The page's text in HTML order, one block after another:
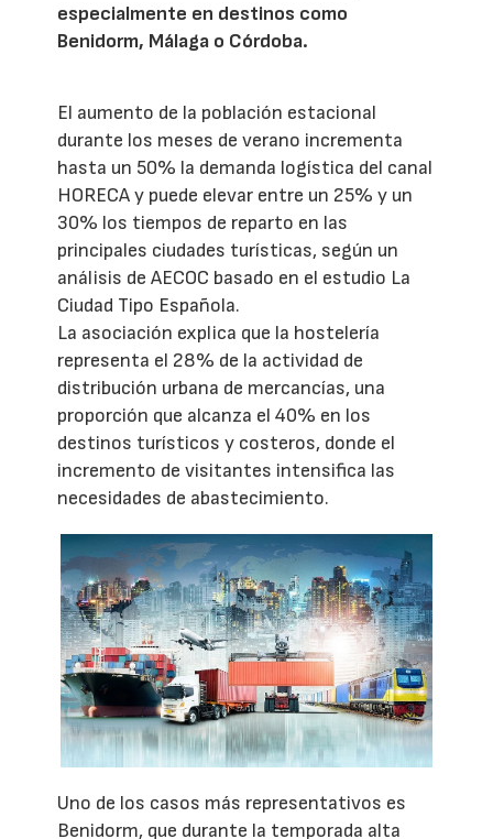
especialmente en destinos como
Benidorm, Málaga o Córdoba.
El aumento de la población estacional
durante los meses de verano incrementa
hasta un 50% la demanda logística del canal
HORECA y puede elevar entre un 25% y un
30% los tiempos de reparto en las
principales ciudades turísticas, según un
análisis de AECOC basado en el estudio La
Ciudad Tipo Española.
La asociación explica que la hostelería
representa el 28% de la actividad de
distribución urbana de mercancías, una
proporción que alcanza el 40% en los
destinos turísticos y costeros, donde el
incremento de visitantes intensifica las
necesidades de abastecimiento.
Uno de los casos más representativos es
Benidorm, que durante la temporada alta